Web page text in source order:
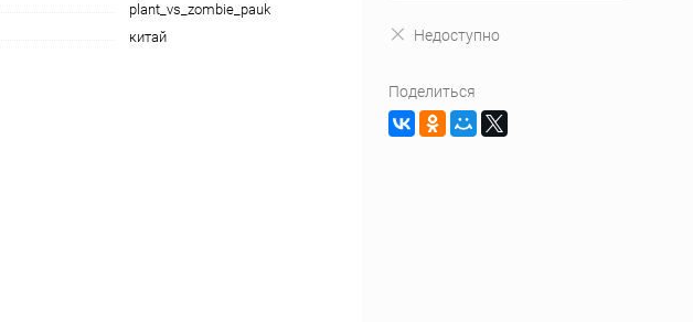
plant_vs_zombie_pauk
китай Недоступно
Поделиться